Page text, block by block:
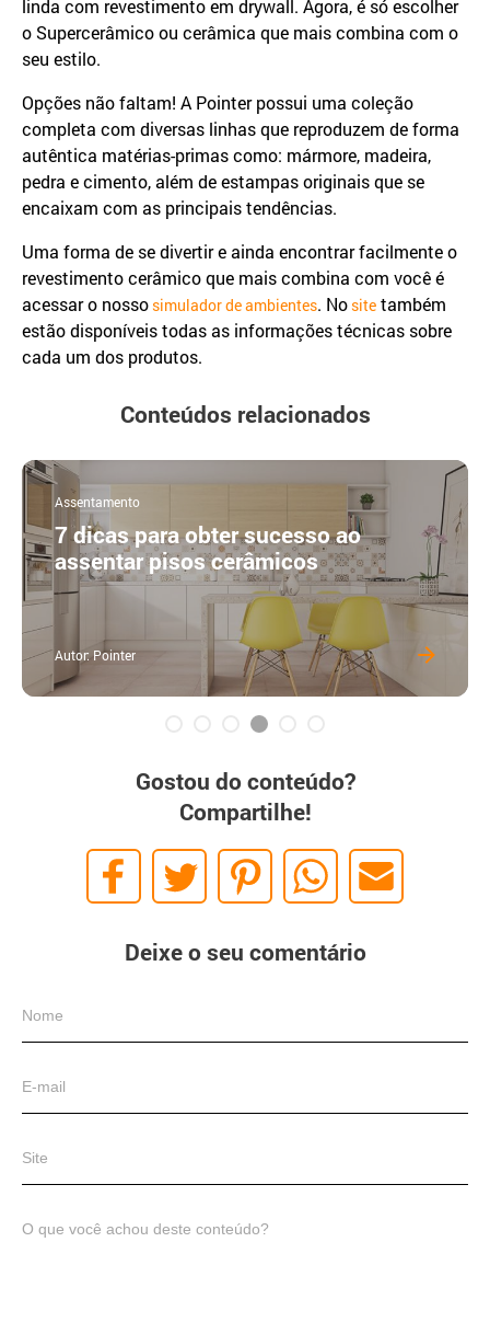
linda com revestimento em drywall. Agora, é só escolher
o Supercerâmico ou cerâmica que mais combina com o
seu estilo.
Opções não faltam! A Pointer possui uma coleção
completa com diversas linhas que reproduzem de forma
autêntica matérias-primas como: mármore, madeira,
pedra e cimento, além de estampas originais que se
encaixam com as principais tendências.
Uma forma de se divertir e ainda encontrar facilmente o
revestimento cerâmico que mais combina com você é
acessar o nossosimulador de ambientes. Nosite também
estão disponíveis todas as informações técnicas sobre
cada um dos produtos.
Conteúdos relacionados
Assentamento
7 dicas para obter sucesso ao
assentar pisos cerâmicos
Autor: Pointer
Gostou do conteúdo?
Compartilhe!
Deixe o seu comentário